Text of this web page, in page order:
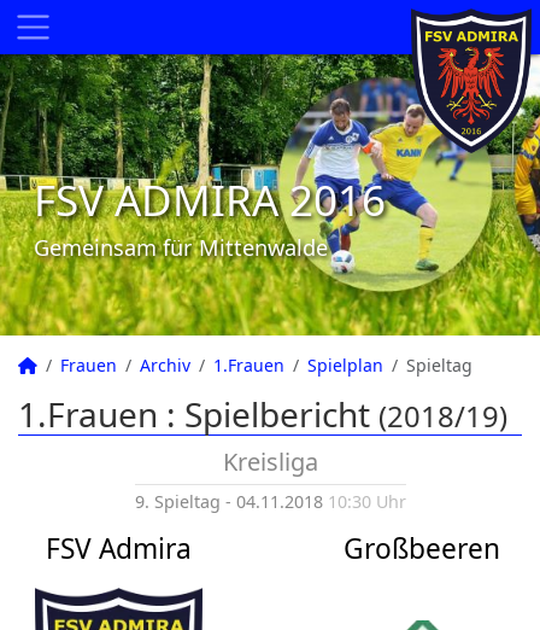
FSV ADMIRA 2016
Gemeinsam für Mittenwalde
Frauen Archiv 1.Frauen Spielplan Spieltag
1.Frauen : Spielbericht (2018/19)
Kreisliga
9. Spieltag - 04.11.2018 10:30 Uhr
FSV Admira Großbeeren